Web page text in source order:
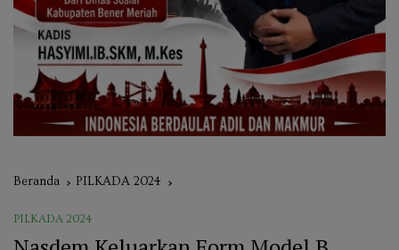
Beranda PILKADA 2024
PILKADA 2024